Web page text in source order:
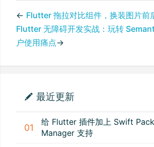
← Flutter 拖拉对比组件，换装图片前
Flutter 无障碍开发实战：玩转
户使用痛点→
最近更新
01
给 Flutter 插件加上 Swift
Manager 支持